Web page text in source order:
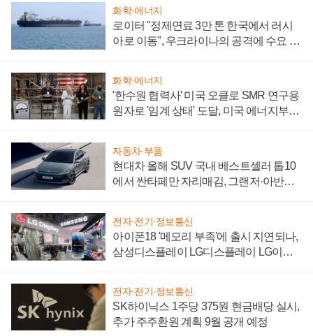
화학·에너지
로이터 "정제연료 3만 톤 한국에서 러시
아로 이동", 우크라이나의 공격에 수요 늘
화학·에너지
'한수원 협력사' 미국 오클로 SMR 연구용
원자로 '임계 상태' 도달, 미국 에너지부
자동차·부품
현대차 올해 SUV 국내 베스트셀러 톱10
에서 싼타페만 자리매김, 그랜저·아반떼
전자·전기·정보통신
아이폰18 '메모리 부족'에 출시 지연되나,
삼성디스플레이 LG디스플레이 LG이노
전자·전기·정보통신
SK하이닉스 1주당 375원 현금배당 실시,
추가 주주환원 계획 9월 공개 예정